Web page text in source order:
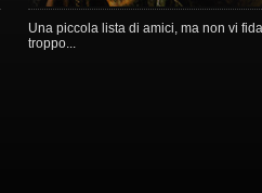
Una piccola lista di amici, ma non vi
troppo...